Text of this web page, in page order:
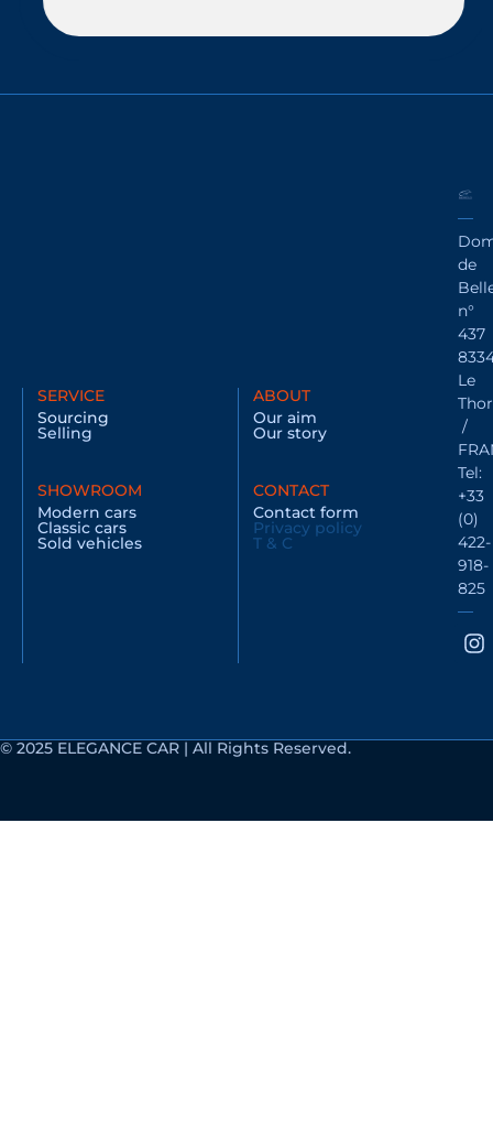
de
n°
437
Le
/
Tel:
+33
(0)
422-
918-
825
SERVICE
Sourcing
Selling
SHOWROOM
Modern cars
Classic cars
Sold vehicles
ABOUT
Our aim
Our story
CONTACT
Contact form
Privacy policy
T & C
© 2025 ELEGANCE CAR | All Rights Reserved.